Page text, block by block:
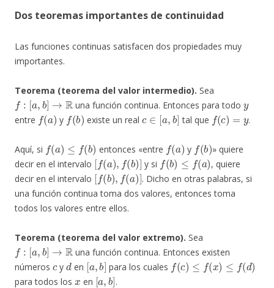
Dos teoremas importantes de continuidad
Las funciones continuas satisfacen dos propiedades muy
importantes.
Teorema (teorema del valor intermedio). Sea
f [a,b]→R
una función continua. Entonces para todo
entre
f(a
y
f(b)
existe un real
c∈[a,b]
tal que
f(c)=y
.
Aquí, si
a ≤
entonces «entre
a
y
b )
» quiere
decir en el intervalo
[f(a),f(b)]
y si
f (b)≤f (a)
, quiere
decir en el intervalo
[f(b),f (a)]
. Dicho en otras palabras, si
una función continua toma dos valores, entonces toma
todos los valores entre ellos.
Teorema (teorema del valor extremo). Sea
f [a,b]→R
una función continua. Entonces existen
números
y
d
en
[ a,b]
para los cuales
f(c)≤f(x)≤f(d)
para todos los
x
en
[a, b]
.